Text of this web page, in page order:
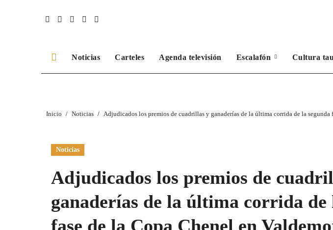
Noticias Carteles Agenda televisión Escalafón Cultura
Inicio Noticias Adjudicados los premios de cuadrillas y ganaderías de la última corrida de la segunda
Noticias
Adjudicados los premios de
ganaderías de la última corrida de
fase de la Copa Chenel en